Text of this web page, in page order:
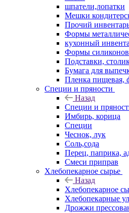
шпатели,лопатки
Мешки
Прочий
Формы
кухонный
Формы
Подставки,
Бумага для
Пленка пищевая,
Специи и пряности
Назад
Специи и
Имбирь, корица
Специи
Чеснок, лук
Соль,сода
Перец, паприка,
Смеси приправ
Хлебопекарное сырье
Назад
Хлебопекарное
Хлебопекарные
Дрожжи